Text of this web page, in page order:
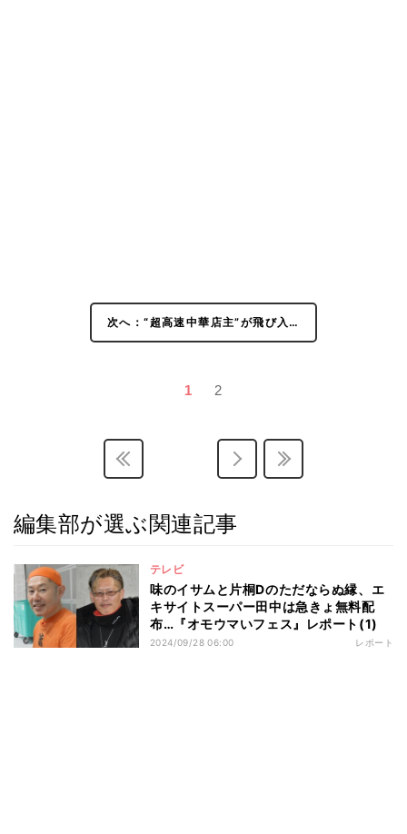
次へ：“超高速中華店主”が飛び入…
1 2
編集部が選ぶ関連記事
テレビ
味のイサムと片桐Dのただならぬ縁、エ
キサイトスーパー田中は急きょ無料配
布…『オモウマいフェス』レポート(1)
2024/09/28 06:00 レポート